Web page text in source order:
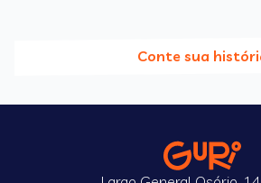
Conte sua